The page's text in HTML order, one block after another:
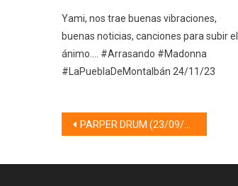
Yami, nos trae buenas vibraciones,
buenas noticias, canciones para subir el
ánimo…. #Arrasando #Madonna
#LaPueblaDeMontalbán 24/11/23
Navegación
PARPER DRUM (23/09/21)